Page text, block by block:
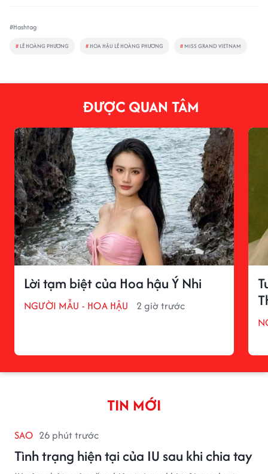
#Hashtag
# LÊ HOÀNG PHƯƠNG # HOA HẬU LÊ HOÀNG PHƯƠNG # MISS GRAND VIETNAM
ĐƯỢC QUAN TÂM
Lời tạm biệt của Hoa hậu Ý Nhi
NGƯỜI MẪU - HOA HẬU 2 giờ trước
TIN MỚI
SAO 26 phút trước
Tình trạng hiện tại của IU sau khi chia tay